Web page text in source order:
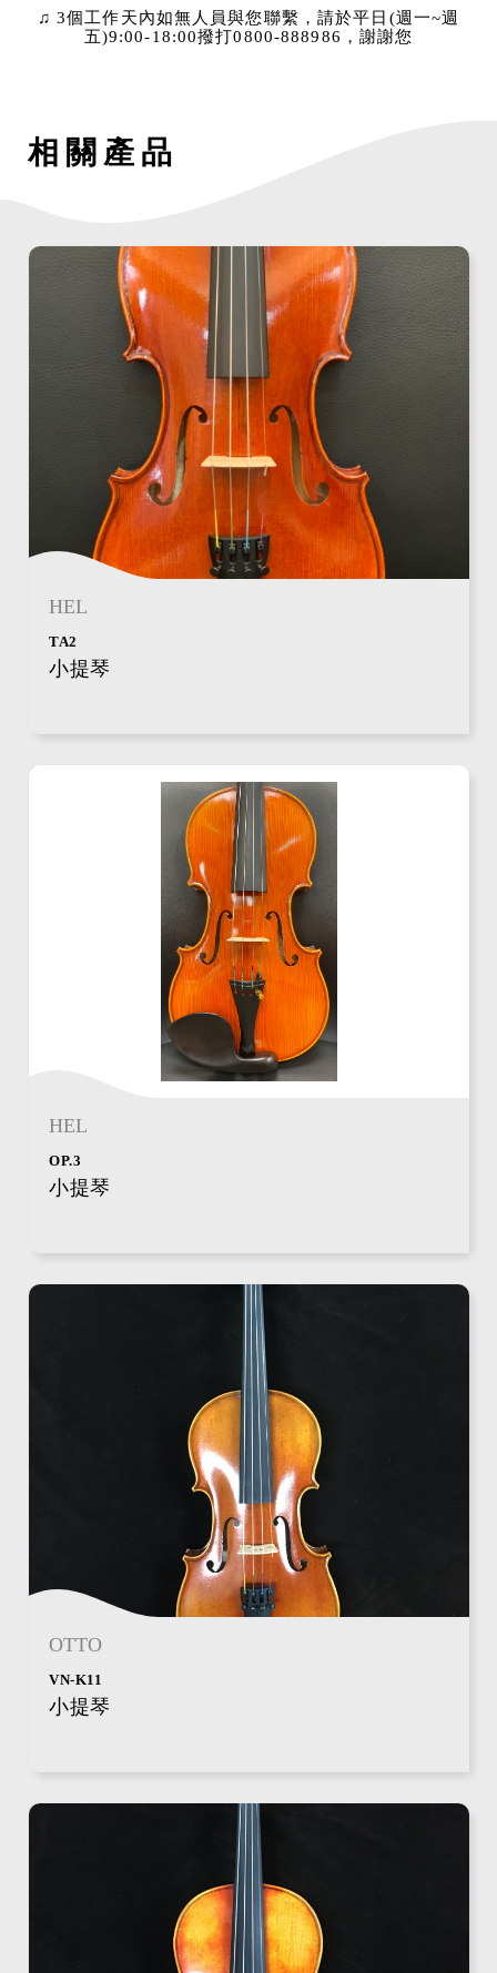
♫ 3個工作天內如無人員與您聯繫，請於平日(週一~週
五)9:00-18:00撥打0800-888986，謝謝您
相關產品
HEL
TA2
小提琴
HEL
OP.3
小提琴
OTTO
VN-K11
小提琴